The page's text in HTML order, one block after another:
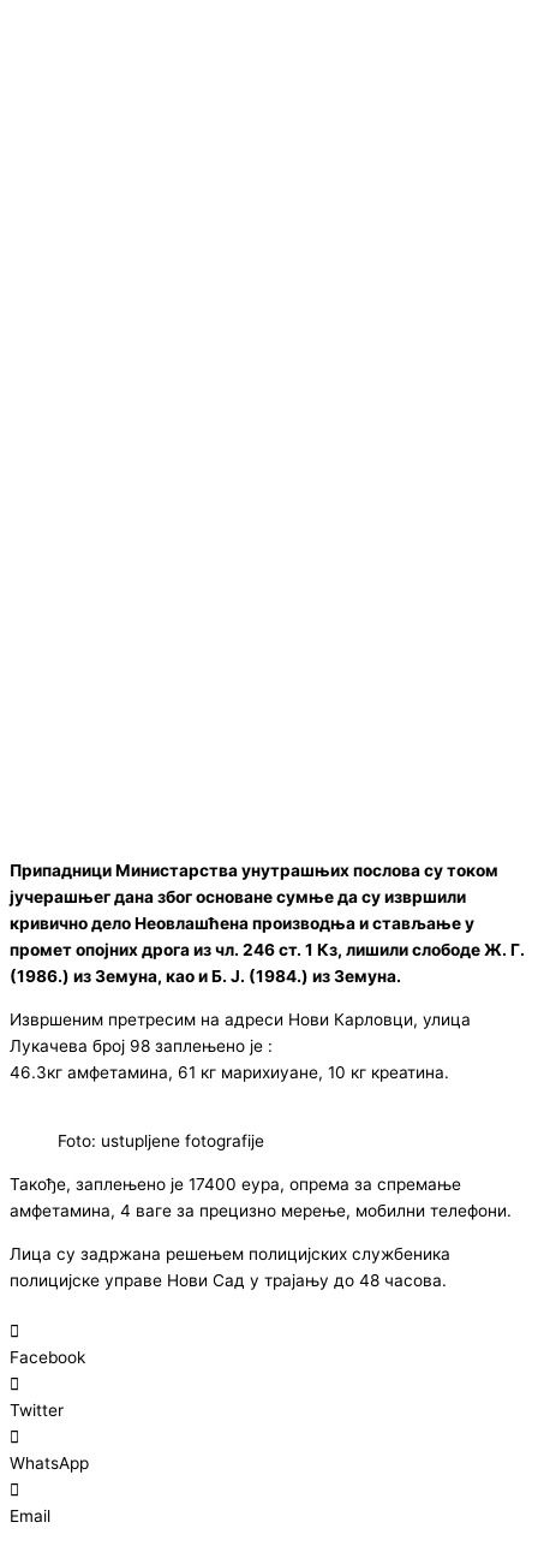
Припадници Министарства унутрашњих послова су током
јучерашњег дана због основане сумње да су извршили
кривично дело Неовлашћена производња и стављање у
промет опојних дрога из чл. 246 ст. 1 Кз, лишили слободе Ж. Г.
(1986.) из Земуна, као и Б. Ј. (1984.) из Земуна.
Извршеним претресим на адреси Нови Карловци, улица
Лукачева број 98 заплењено је :
46.3кг амфетамина, 61 кг марихиуане, 10 кг креатина.
Foto: ustupljene fotografije
Такође, заплењено је 17400 еура, опрема за спремање
амфетамина, 4 ваге за прецизно мерење, мобилни телефони.
Лица су задржана решењем полицијских службеника
полицијске управе Нови Сад у трајању до 48 часова.
Facebook
Twitter
WhatsApp
Email